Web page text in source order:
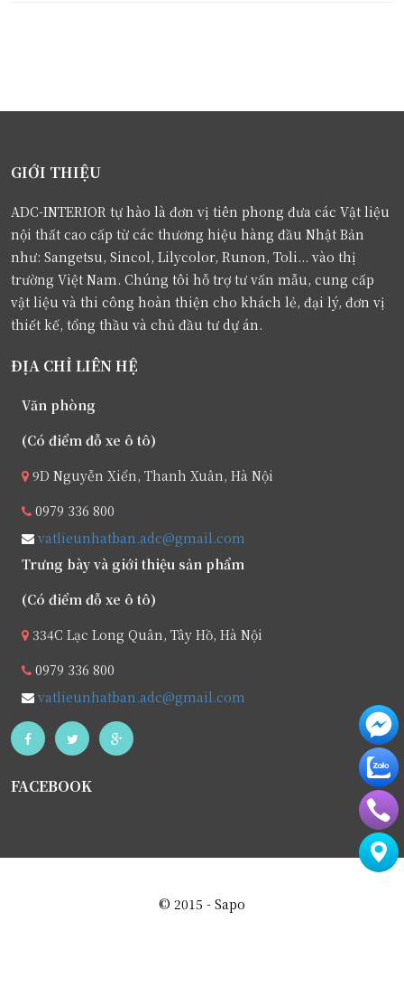
GIỚI THIỆU
ADC-INTERIOR tự hào là đơn vị tiên phong đưa các Vật liệu
nội thất cao cấp từ các thương hiệu hàng đầu Nhật Bản
như: Sangetsu, Sincol, Lilycolor, Runon, Toli... vào thị
trường Việt Nam. Chúng tôi hỗ trợ tư vấn mẫu, cung cấp
vật liệu và thi công hoàn thiện cho khách lẻ, đại lý, đơn vị
thiết kế, tổng thầu và chủ đầu tư dự án.
ĐỊA CHỈ LIÊN HỆ
Văn phòng
(Có điểm đỗ xe ô tô)
9D Nguyễn Xiển, Thanh Xuân, Hà Nội
0979 336 800
vatlieunhatban.adc@gmail.com
Trưng bày và giới thiệu sản phẩm
(Có điểm đỗ xe ô tô)
334C Lạc Long Quân, Tây Hồ, Hà Nội
0979 336 800
vatlieunhatban.adc@gmail.com
FACEBOOK
© 2015 - Sapo